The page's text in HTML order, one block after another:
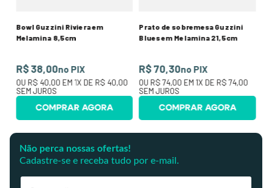
Bowl Guzzini Riviera em
Melamina 8,5cm
R$ 38,00no PIX
OU R$ 40,00 EM1X DE R$ 40,00
SEM JUROS
COMPRAR AGORA
Prato de sobremesa Guzzini
Blues em Melamina 21,5cm
R$ 70,30no PIX
OU R$ 74,00 EM1X DE R$ 74,00
SEM JUROS
COMPRAR AGORA
Não perca nossas ofertas!
Cadastre-se e receba tudo por e-mail.